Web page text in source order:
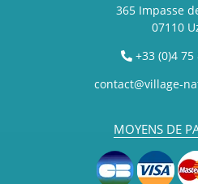
365 Impasse
07110
+33 (0)4 75
contact@village-
MOYENS DE